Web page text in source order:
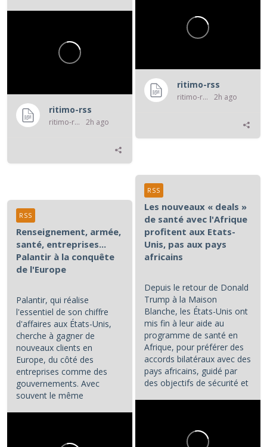
ritimo-rss
ritimo-rss 2h ago
ritimo-rss
ritimo-rss 2h ago
Les nouveaux « deals »
de santé avec l'Afrique
profitent aux Etats-
Unis, pas aux pays
africains
Depuis le retour de Donald
Trump à la Maison
Blanche, les États-Unis ont
mis fin à leur aide au
programme de santé en
Afrique, pour préférer des
accords bilatéraux avec des
pays africains, guidé par
des objectifs de sécurité et
RSS
Renseignement, armée,
santé, entreprises...
Palantir à la conquête
de l'Europe
Palantir, qui réalise
l'essentiel de son chiffre
d'affaires aux États-Unis,
cherche à gagner de
nouveaux clients en
Europe, du côté des
entreprises comme des
gouvernements. Avec
souvent le même
RSS